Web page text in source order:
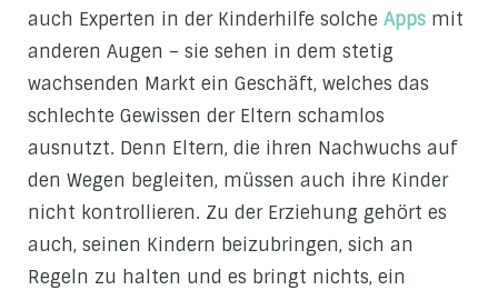
auch Experten in der Kinderhilfe solche Apps mit
anderen Augen – sie sehen in dem stetig
wachsenden Markt ein Geschäft, welches das
schlechte Gewissen der Eltern schamlos
ausnutzt. Denn Eltern, die ihren Nachwuchs auf
den Wegen begleiten, müssen auch ihre Kinder
nicht kontrollieren. Zu der Erziehung gehört es
auch, seinen Kindern beizubringen, sich an
Regeln zu halten und es bringt nichts, ein